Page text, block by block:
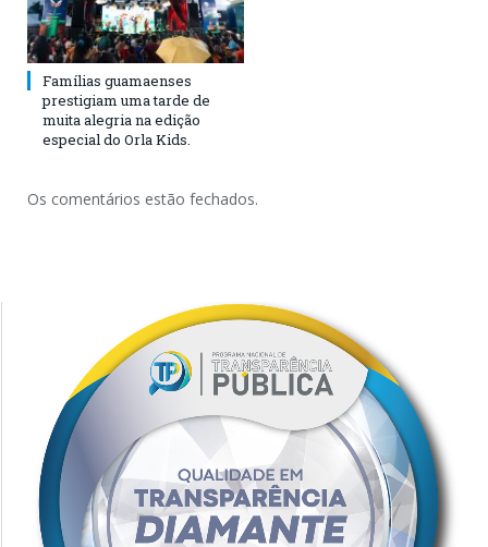
Famílias guamaenses
prestigiam uma tarde de
muita alegria na edição
especial do Orla Kids.
Os comentários estão fechados.